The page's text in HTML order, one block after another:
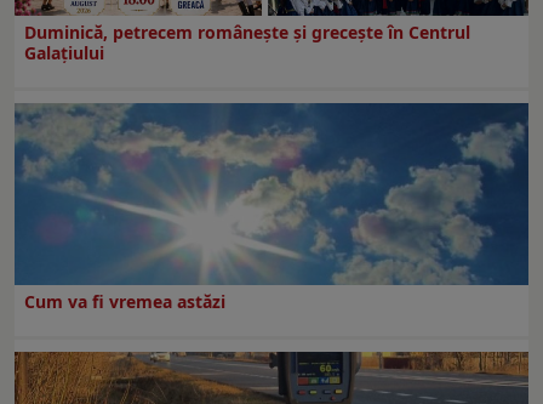
Duminică, petrecem româneşte şi greceşte în Centrul
Galaţiului
Cum va fi vremea astăzi